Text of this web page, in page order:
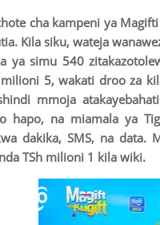
cha kampeni ya
Kila siku, wateja
ya simu 540
milioni 5, wakati droo za
mmoja
hapo, na miamala ya
dakika, SMS, na data.
TSh milioni 1 kila wiki.